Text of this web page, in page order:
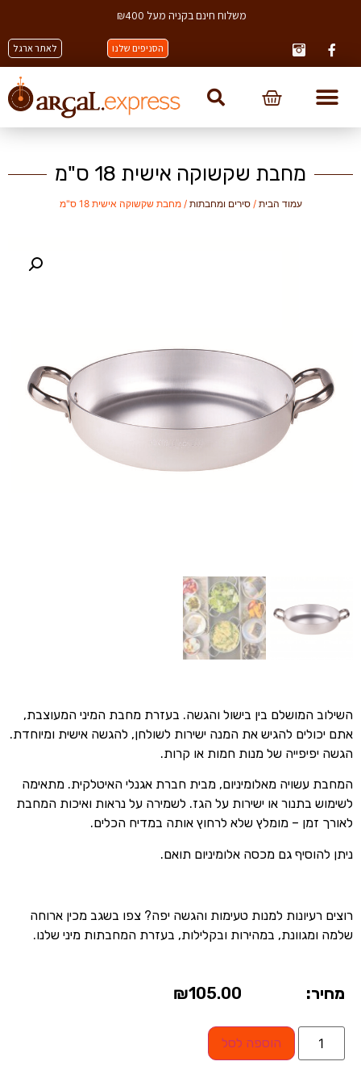
משלוח חינם בקניה מעל ₪400
הסניפים שלנו לאתר ארגל
מחבת שקשוקה אישית 18 ס"מ
עמוד הבית /סירים ומחבתות / מחבת שקשוקה אישית 18 ס"מ
השילוב המושלם בין בישול והגשה. בעזרת מחבת המיני המעוצבת,
אתם יכולים להגיש את המנה ישירות לשולחן, להגשה אישית ומיוחדת.
הגשה יפיפייה של מנות חמות או קרות.
המחבת עשויה מאלומיניום, מבית חברת אגנלי האיטלקית. מתאימה
לשימוש בתנור או ישירות על הגז. לשמירה על נראות ואיכות המחבת
לאורך זמן – מומלץ שלא לרחוץ אותה במדיח הכלים.
ניתן להוסיף גם מכסה אלומיניום תואם.
רוצים רעיונות למנות טעימות והגשה יפה? צפו בשגב מכין ארוחה
שלמה ומגוונת, במהירות ובקלילות, בעזרת המחבתות מיני שלנו.
מחיר: ₪105.00
הוספה לסל